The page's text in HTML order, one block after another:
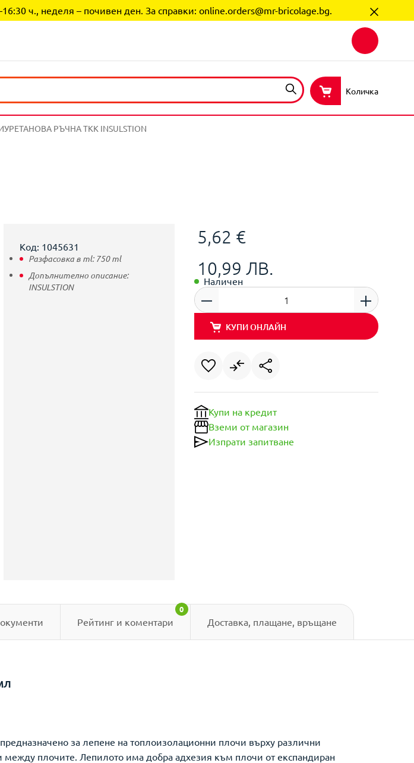
ч., неделя – почивен ден. За справки: online.orders@mr-bricolage.bg.
Количка
РЪЧНА TKK INSULSTION
5,62 €
10,99 ЛВ.
Наличен
КУПИ ОНЛАЙН
Купи на кредит
Вземи от магазин
Изпрати запитване
Код: 1045631
Разфасовка в ml: 750ml
Допълнително описание:
INSULSTION
Рейтинг и коментари
0
Доставка, плащане, връщане
за лепене на топлоизолационни плочи върху различни
между плочите. Лепилото има добра адхезия към плочи от експандиран